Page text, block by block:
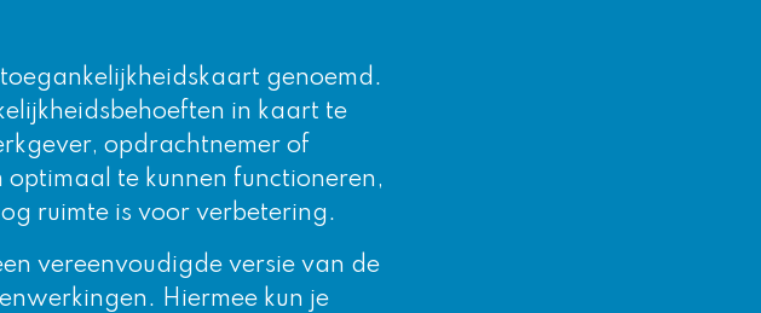
genoemd.
in kaart te
opdrachtnemer of
te kunnen functioneren,
ruimte is voor verbetering.
vereenvoudigde versie van de
Hiermee kun je